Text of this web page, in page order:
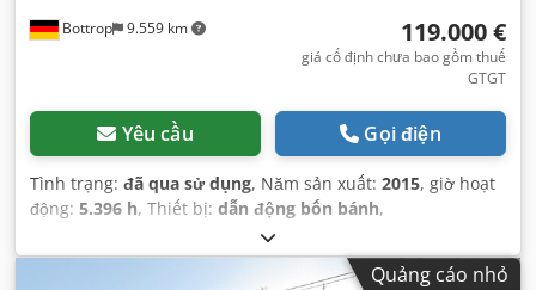
Bottrop 9.559 km 119.000 €
giá cố định chưa bao gồm thuế
GTGT
Yêu cầu Gọi điện
Tình trạng: đã qua sử dụng, Năm sản xuất: 2015, giờ hoạt
động: 5.396 h, Thiết bị: dẫn động bốn bánh,
Quảng cáo nhỏ